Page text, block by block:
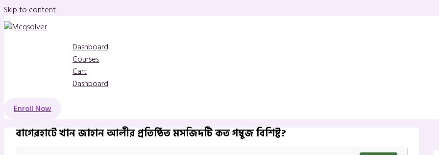
Skip to content
Dashboard
Courses
Cart
Dashboard
Enroll Now
বাগেরহাটে খান জাহান আলীর প্রতিষ্ঠিত মসজিদটি কত গম্বুজ বিশিষ্ট?